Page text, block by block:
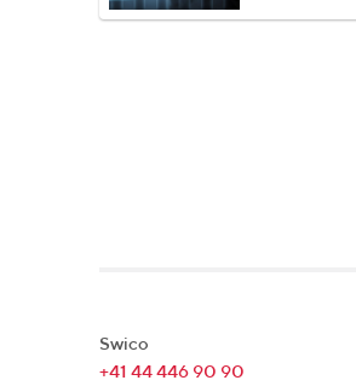
Swico
+41 44 446 90 90